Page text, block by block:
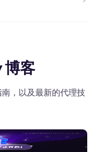
博客
，以及最新的代理技